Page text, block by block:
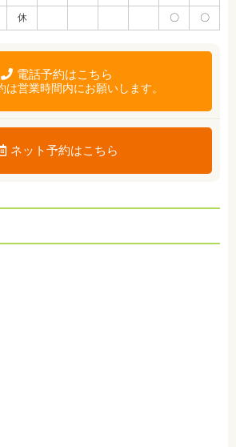
休 〇 〇
電話予約はこちら
営業時間内にお願いします。
ネット予約はこちら